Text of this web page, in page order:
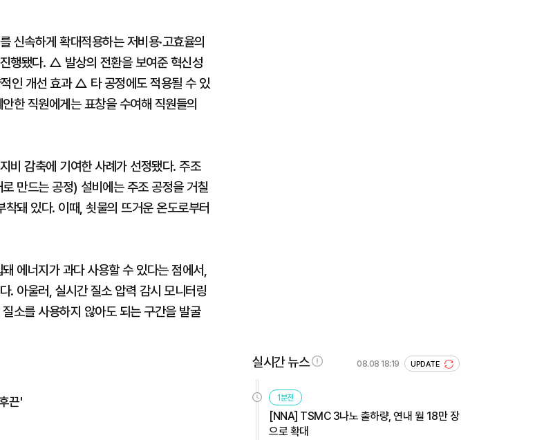
신속하게 확대적용하는 저비용·고효율의
행됐다. △ 발상의 전환을 보여준 혁신성
인 개선 효과 △ 타 공정에도 적용될 수 있
한 직원에게는 표창을 수여해 직원들의
비 감축에 기여한 사례가 선정됐다. 주조
만드는 공정) 설비에는 주조 공정을 거칠
돼 있다. 이때, 쇳물의 뜨거운 온도로부터
에너지가 과다 사용할 수 있다는 점에서,
. 아울러, 실시간 질소 압력 감시 모니터링
소를 사용하지 않아도 되는 구간을 발굴
끈'
실시간 뉴스 08.08 18:19 UPDATE
1분전
[NNA] TSMC 3나노 출하량, 연내 월 18만 장
으로 확대